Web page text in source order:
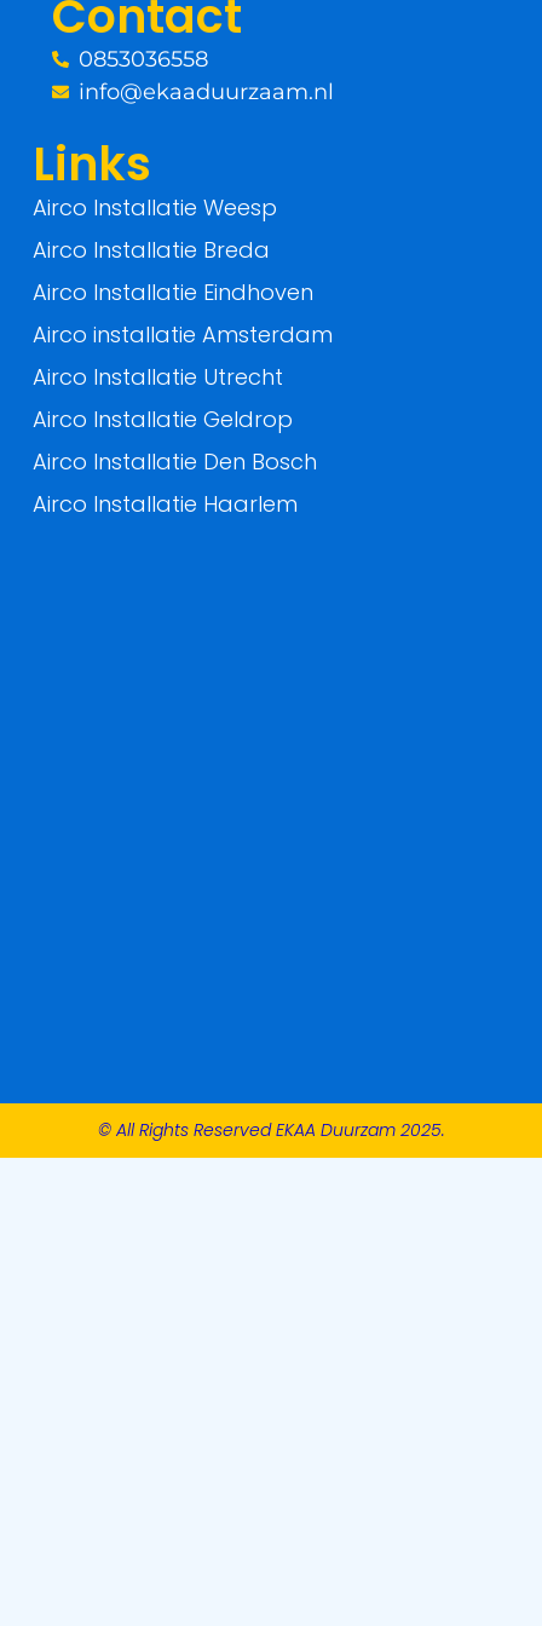
k
-
Contact
0853036558
info@ekaaduurzaam.nl
Links
Airco Installatie Weesp
Airco Installatie Breda
Airco Installatie Eindhoven
Airco installatie Amsterdam
Airco Installatie Utrecht
Airco Installatie Geldrop
Airco Installatie Den Bosch
Airco Installatie Haarlem
© All Rights Reserved EKAA Duurzam 2025.